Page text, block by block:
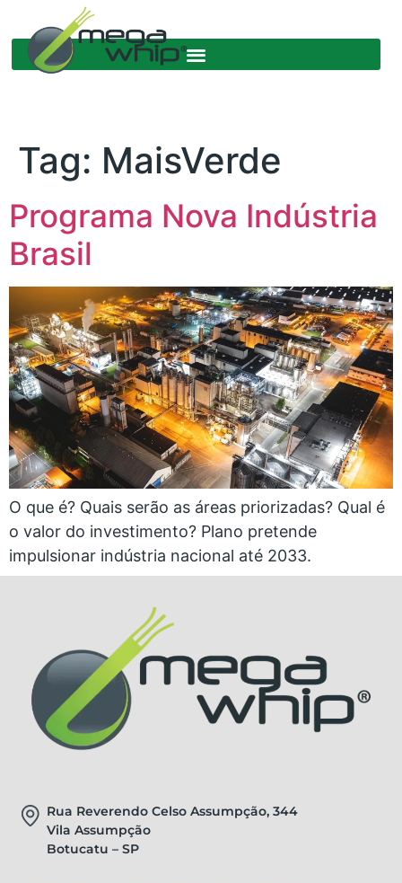
Tag: MaisVerde
Programa Nova Indústria
Brasil
O que é? Quais serão as áreas priorizadas? Qual é
o valor do investimento? Plano pretende
impulsionar indústria nacional até 2033.
Rua Reverendo Celso Assumpção, 344
Vila Assumpção
Botucatu – SP